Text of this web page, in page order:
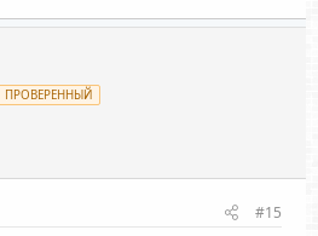
ПРОВЕРЕННЫЙ
#15